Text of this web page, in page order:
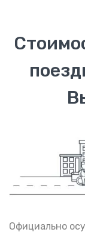
Официально